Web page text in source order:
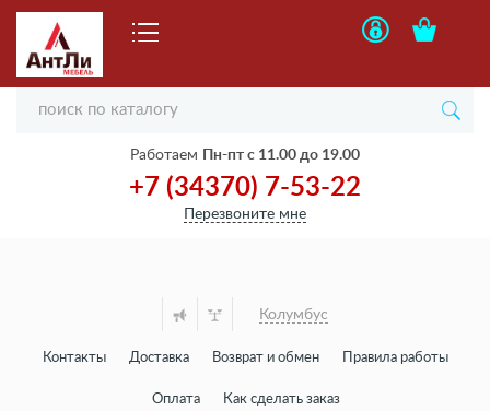
Работаем Пн-пт с 11.00 до 19.00
+7 (34370) 7-53-22
Перезвоните мне
Колумбус
Контакты Доставка Возврат и обмен Правила работы
Оплата Как сделать заказ